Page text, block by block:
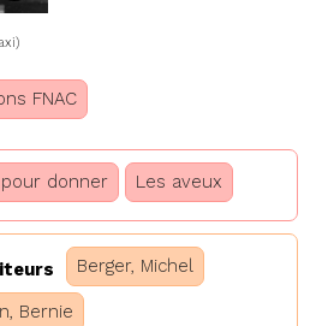
FNAC
donner Les aveux
Berger, Michel
Bernie